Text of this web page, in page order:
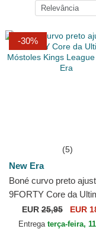
-30%
(5)
New Era
Boné curvo preto
9FORTY Core da
Móstoles Kings
New Era
EUR25,95 EUR
Entrega terça-feira,